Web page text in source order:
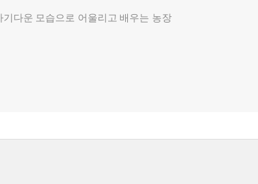
다운 모습으로 어울리고 배우는 농장